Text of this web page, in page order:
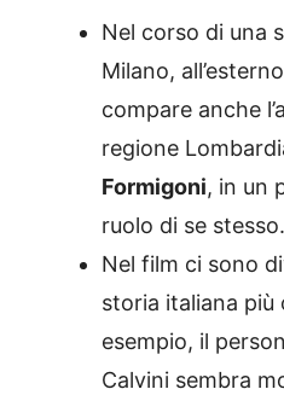
Nel corso di una
Milano,
compare anche
regione
Formigoni, in un
ruolo di se stesso.
Nel film ci sono
storia italiana più
esempio, il
Calvini sembra